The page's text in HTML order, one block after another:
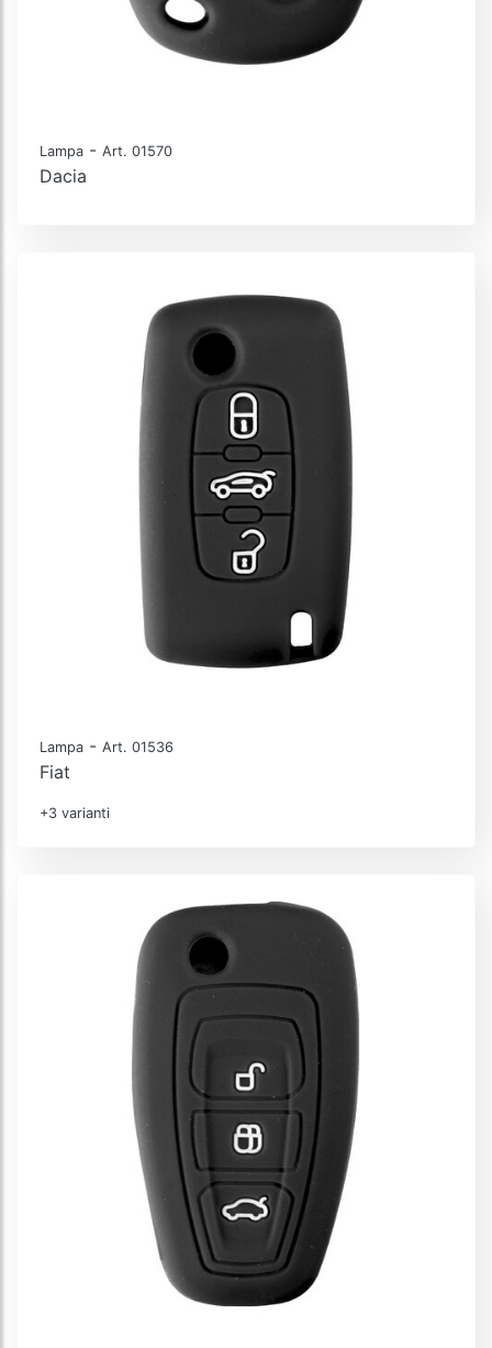
Lampa - Art. 01570
Dacia
Lampa - Art. 01536
Fiat
+3 varianti